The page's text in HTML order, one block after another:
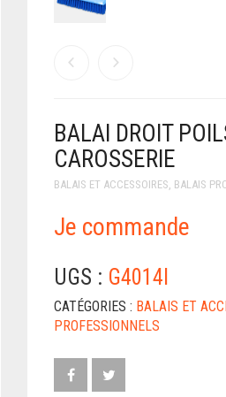
BALAI DROIT
CAROSSERIE
BALAIS ET ACCESSOIRES, BALAIS
Je commande
UGS : G4014I
CATÉGORIES : BALAIS ET
PROFESSIONNELS